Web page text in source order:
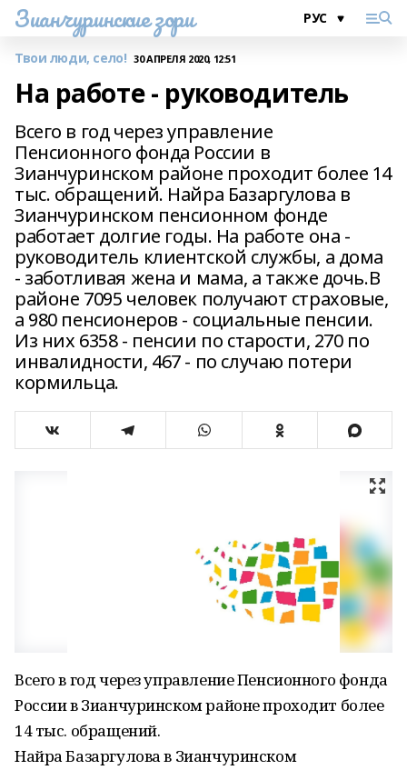
Зианчуринские зори
Твои люди, село! 30 АПРЕЛЯ 2020, 12:51
На работе - руководитель
Всего в год через управление
Пенсионного фонда России в
Зианчуринском районе проходит более 14
тыс. обращений. Найра Базаргулова в
Зианчуринском пенсионном фонде
работает долгие годы. На работе она -
руководитель клиентской службы, а дома
- заботливая жена и мама, а также дочь.В
районе 7095 человек получают страховые,
а 980 пенсионеров - социальные пенсии.
Из них 6358 - пенсии по старости, 270 по
инвалидности, 467 - по случаю потери
кормильца.
Всего в год через управление Пенсионного фонда
России в Зианчуринском районе проходит более
14 тыс. обращений.
Найра Базаргулова в Зианчуринском